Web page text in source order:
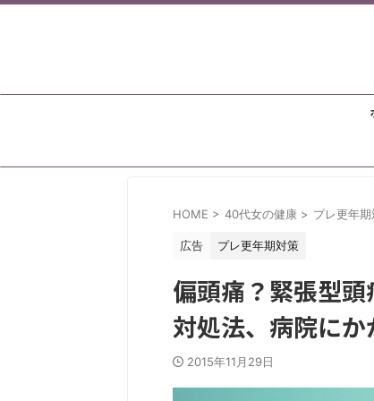
HOME > 40代女の健康 > プレ更年
広告 プレ更年期対策
偏頭痛？緊張型
対処法、病院にか
2015年11月29日